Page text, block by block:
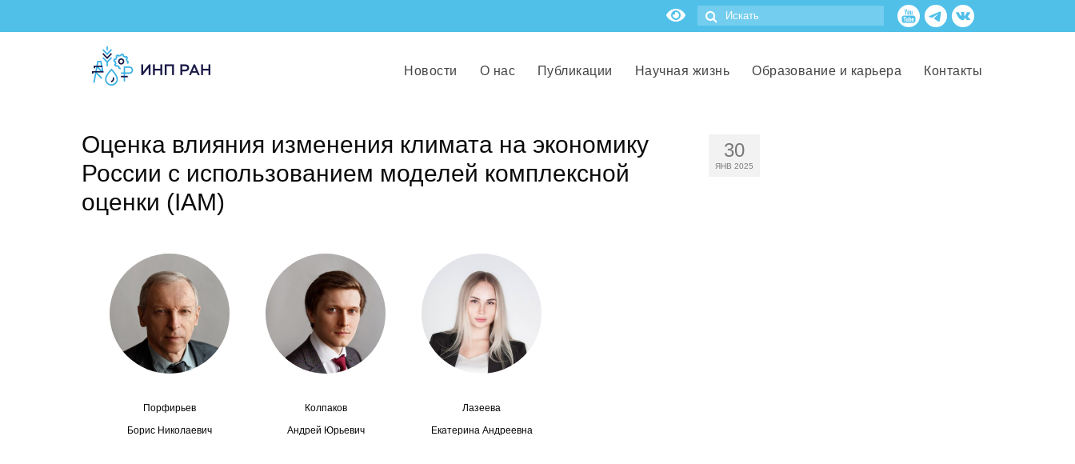
Новости О нас Публикации Научная жизнь Образование и карьера Контакты
30
ЯНВ 2025
Оценка влияния изменения климата на экономику
России с использованием моделей комплексной
оценки (IAM)
Порфирьев
Борис Николаевич
Колпаков
Андрей Юрьевич
Лазеева
Екатерина Андреевна